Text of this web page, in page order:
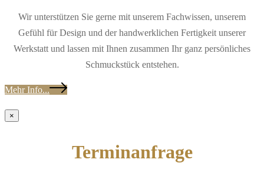
Wir unterstützen Sie gerne mit unserem Fachwissen, unserem
Gefühl für Design und der handwerklichen Fertigkeit unserer
Werkstatt und lassen mit Ihnen zusammen Ihr ganz persönliches
Schmuckstück entstehen.
Mehr Info...
×
Terminanfrage